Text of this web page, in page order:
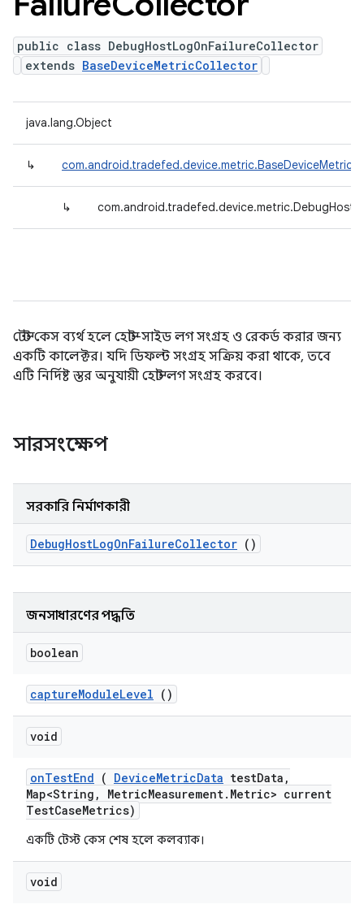
public class DebugHostLogOnFailureCollector
extends BaseDeviceMetricCollector
java.lang.Object
↳
↳
টেস্ট কেস ব্যর্থ হলে হোস্ট-সাইড লগ সংগ্রহ ও রেকর্ড করার জন্য
একটি কালেক্টর। যদি ডিফল্ট সংগ্রহ সক্রিয় করা থাকে, তবে
এটি নির্দিষ্ট স্তর অনুযায়ী হোস্ট লগ সংগ্রহ করবে।
সারসংক্ষেপ
সরকারি নির্মাণকারী
DebugHostLogOnFailureCollector ()
জনসাধারণের পদ্ধতি
boolean
captureModuleLevel ()
void
onTestEnd ( DeviceMetricData testData ,
Map<String , MetricMeasurement. Metric> current
TestCaseMetrics)
একটি টেস্ট কেস শেষ হলে কলব্যাক।
void